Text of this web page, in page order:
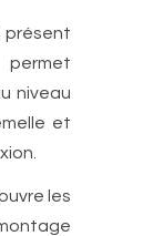
niveau
et
les